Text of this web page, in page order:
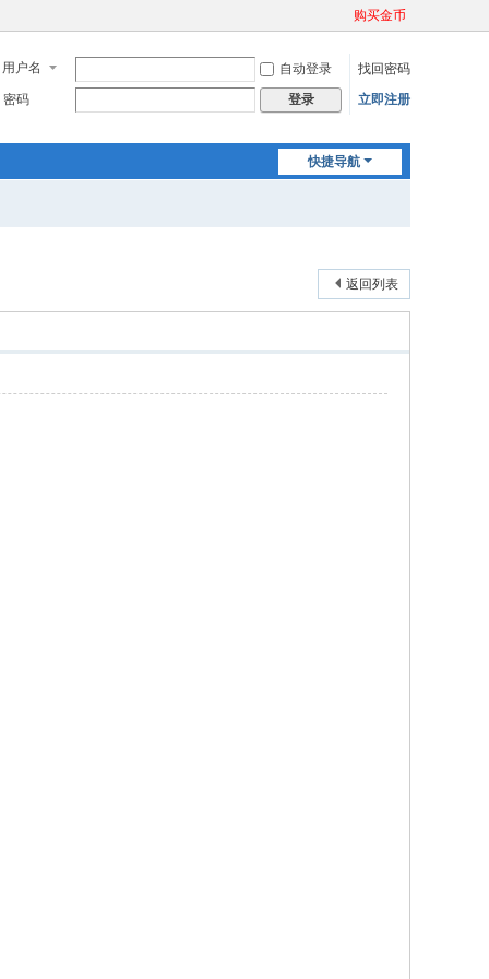
购买金币
用户名 自动登录
找回密码
密码
登录 立即注册
快捷导航
返回列表